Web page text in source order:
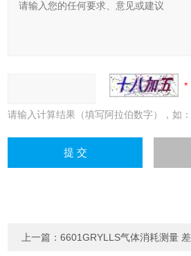
请输入计算结果（填写阿拉伯数字），如
上一篇：6601GRYLLS气体消耗测量